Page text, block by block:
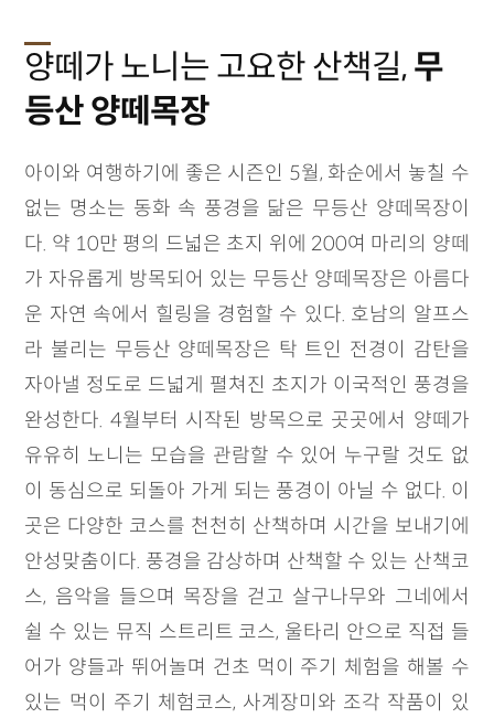
양떼가 노니는 고요한 산책길,무
등산 양떼목장
아이와 여행하기에 좋은 시즌인 5월, 화순에서 놓칠 수
없는 명소는 동화 속 풍경을 닮은 무등산 양떼목장이
다. 약 10만 평의 드넓은 초지 위에 200여 마리의 양떼
가 자유롭게 방목되어 있는 무등산 양떼목장은 아름다
운 자연 속에서 힐링을 경험할 수 있다. 호남의 알프스
라 불리는 무등산 양떼목장은 탁 트인 전경이 감탄을
자아낼 정도로 드넓게 펼쳐진 초지가 이국적인 풍경을
완성한다. 4월부터 시작된 방목으로 곳곳에서 양떼가
유유히 노니는 모습을 관람할 수 있어 누구랄 것도 없
이 동심으로 되돌아 가게 되는 풍경이 아닐 수 없다. 이
곳은 다양한 코스를 천천히 산책하며 시간을 보내기에
안성맞춤이다. 풍경을 감상하며 산책할 수 있는 산책코
스, 음악을 들으며 목장을 걷고 살구나무와 그네에서
쉴 수 있는 뮤직 스트리트 코스, 울타리 안으로 직접 들
어가 양들과 뛰어놀며 건초 먹이 주기 체험을 해볼 수
있는 먹이 주기 체험코스, 사계장미와 조각 작품이 있